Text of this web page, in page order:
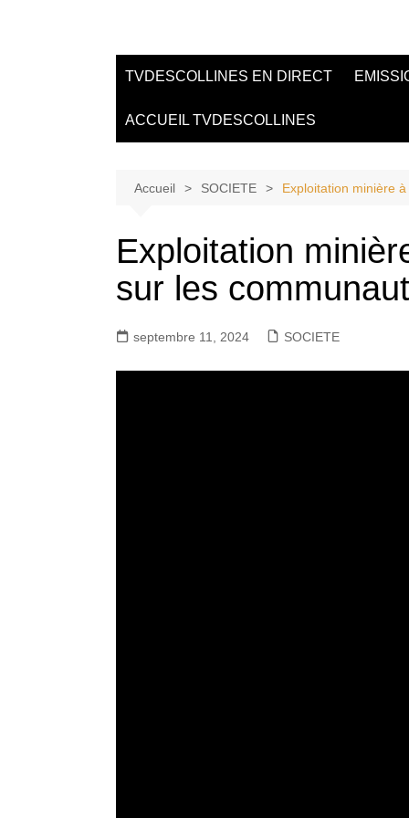
TVDESCOLLINES EN DIRECT
ACCUEIL TVDESCOLLINES
Accueil SOCIETE Exploitation minière
Exploitation
sur les
septembre 11, 2024 SOCIETE